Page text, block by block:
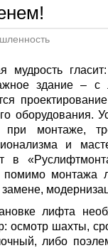
мудрость
здание –
оборудования.
при монтаже,
и
в
помимо монтажа
замене,
лифта
осмотр шахты,
либо